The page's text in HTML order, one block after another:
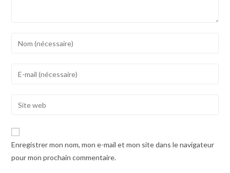
to
address
comment
website
URL
Enregistrer mon nom, mon e-mail et mon site dans le navigateur
pour mon prochain commentaire.